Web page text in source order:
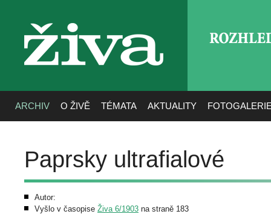
živa
ARCHIV O ŽIVĚ TÉMATA AKTUALITY
Paprsky ultrafialové
Autor:
Vyšlo v časopise Živa 6/1903 na straně 183